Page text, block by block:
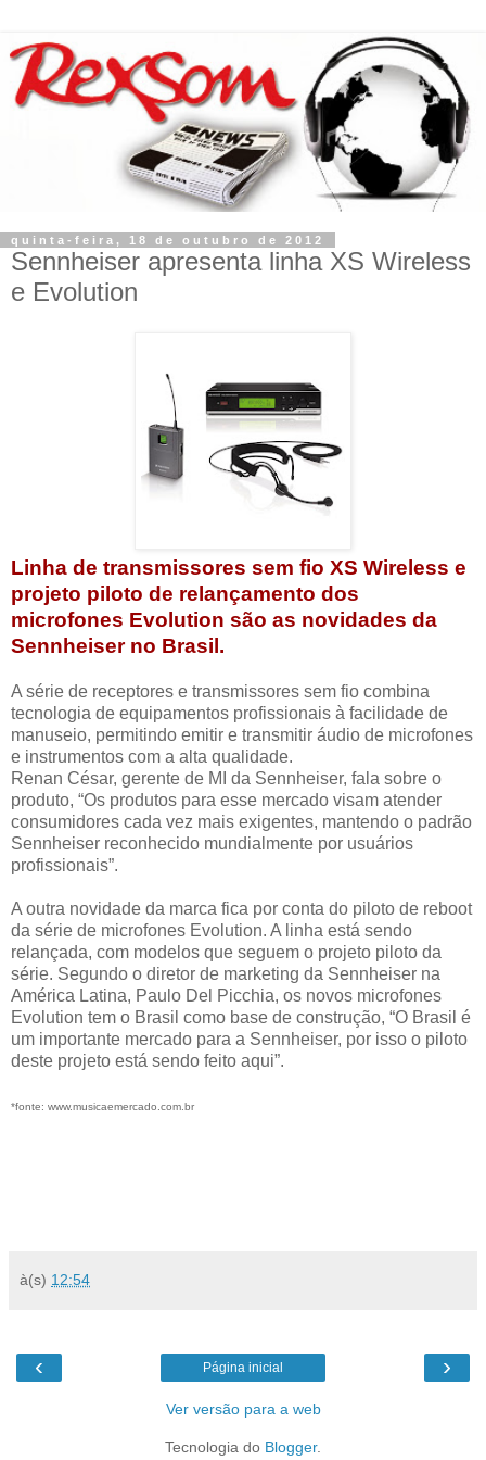
quinta-feira, 18 de outubro de 2012
Sennheiser apresenta linha XS Wireless
e Evolution
Linha de transmissores sem fio XS Wireless e
projeto piloto de relançamento dos
microfones Evolution são as novidades da
Sennheiser no Brasil.
A série de receptores e transmissores sem fio combina
tecnologia de equipamentos profissionais à facilidade de
manuseio, permitindo emitir e transmitir áudio de microfones
e instrumentos com a alta qualidade.
Renan César, gerente de MI da Sennheiser, fala sobre o
produto, “Os produtos para esse mercado visam atender
consumidores cada vez mais exigentes, mantendo o padrão
Sennheiser reconhecido mundialmente por usuários
profissionais”.
A outra novidade da marca fica por conta do piloto de reboot
da série de microfones Evolution. A linha está sendo
relançada, com modelos que seguem o projeto piloto da
série. Segundo o diretor de marketing da Sennheiser na
América Latina, Paulo Del Picchia, os novos microfones
Evolution tem o Brasil como base de construção, “O Brasil é
um importante mercado para a Sennheiser, por isso o piloto
deste projeto está sendo feito aqui”.
*fonte: www.musicaemercado.com.br
à(s) 12:54
‹ ›
Página inicial
Ver versão para a web
Tecnologia do Blogger.